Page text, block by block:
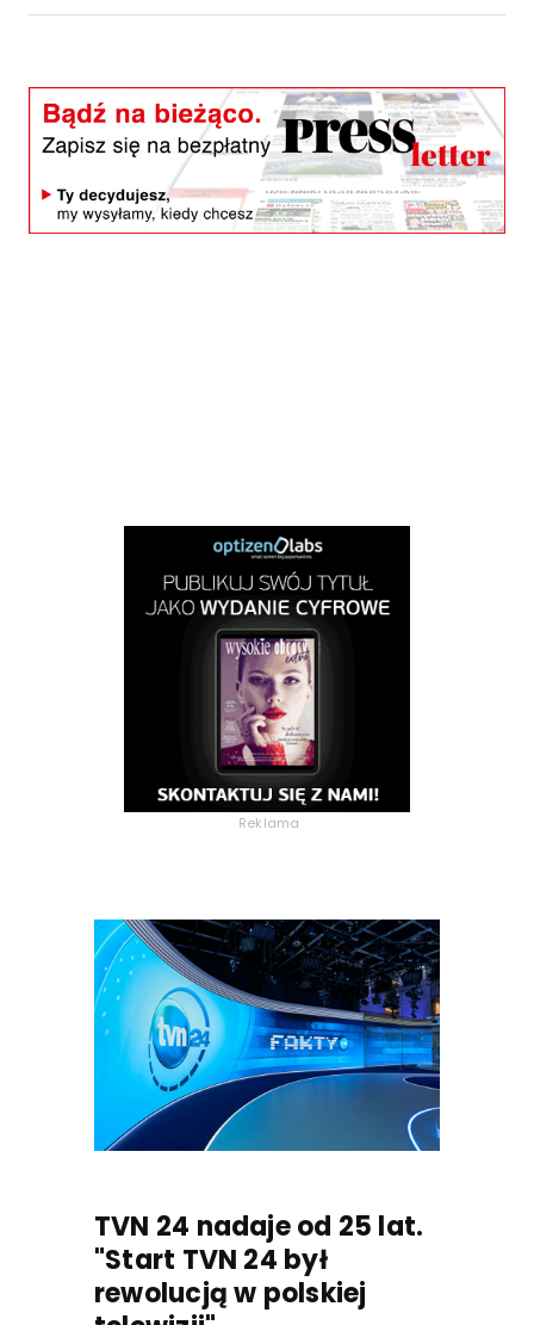
Reklama
TVN 24 nadaje od 25 lat.
"Start TVN 24 był
rewolucją w polskiej